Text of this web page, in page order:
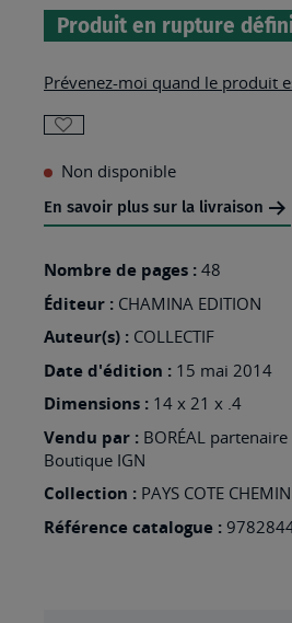
Produit en rupture
Prévenez-moi quand le produit
AJOUTER
À
MA
D’ENVIES
:
LANGEAC
AU
COEUR
DES
GORGES
DE
Non disponible
En savoir plus sur la livraison
Nombre de pages : 48
Éditeur : CHAMINA EDITION
Auteur(s) : COLLECTIF
Date d'édition : 15 mai 2014
Dimensions : 14 x 21 x .4
Vendu par : BORÉAL
Boutique IGN
Collection : PAYS COTE CHEMIN
Référence catalogue :